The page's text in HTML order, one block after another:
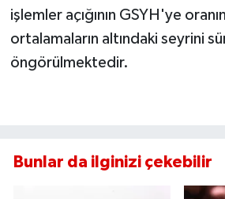
işlemler açığının GSYH'ye
ortalamaların altındaki seyrini
öngörülmektedir.
Bunlar da ilginizi çekebilir